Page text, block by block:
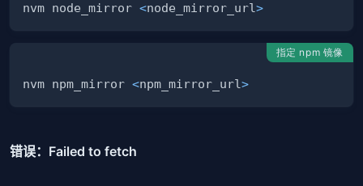
nvm node_mirror <node_mirror_url>
指定 npm 镜像
nvm npm_mirror <npm_mirror_url>